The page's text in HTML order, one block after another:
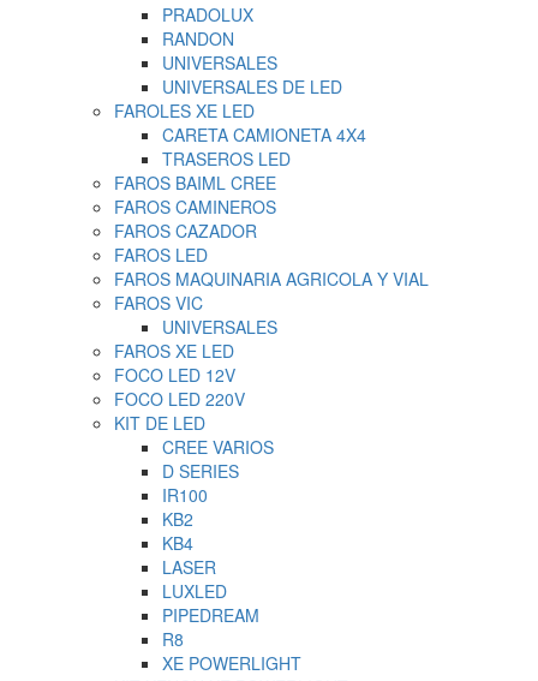
PRADOLUX
RANDON
UNIVERSALES
UNIVERSALES DE LED
FAROLES XE LED
CARETA CAMIONETA 4X4
TRASEROS LED
FAROS BAIML CREE
FAROS CAMINEROS
FAROS CAZADOR
FAROS LED
FAROS MAQUINARIA AGRICOLA Y VIAL
FAROS VIC
UNIVERSALES
FAROS XE LED
FOCO LED 12V
FOCO LED 220V
KIT DE LED
CREE VARIOS
D SERIES
IR100
KB2
KB4
LASER
LUXLED
PIPEDREAM
R8
XE POWERLIGHT